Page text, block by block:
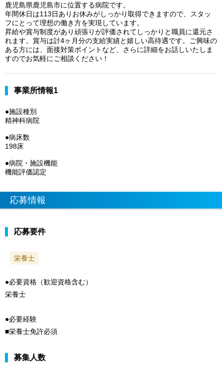
鹿児島県鹿児島市に位置する病院です。
年間休日は113日ありお休みがしっかり取得できますので、スタッ
フにとって理想の働き方を実現しています。
昇給や賞与制度があり頑張りが評価されてしっかりと職員に還元さ
れます。賞与は計4ヶ月分の支給実績と嬉しい高待遇です。ご興味の
ある方には、面接対策ポイントなど、さらに詳細をお話しいたしま
すのでお気軽にご相談ください！
事業所情報1
●施設種別
精神科病院
●病床数
198床
●病院・施設機能
機能評価認定
応募情報
応募要件
栄養士
●必要資格（歓迎資格含む）
栄養士
●必要経験
■栄養士免許必須
募集人数